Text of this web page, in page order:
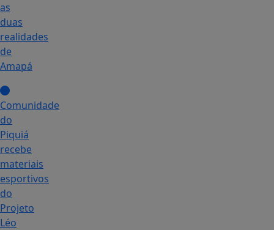
as
duas
realidades
de
Amapá
Comunidade
do
Piquiá
recebe
materiais
esportivos
do
Projeto
Léo